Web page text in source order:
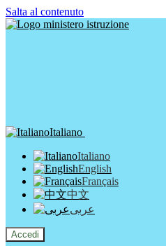
Salta al contenuto
Italiano
Italiano
English
Français
中文
عربى
Accedi